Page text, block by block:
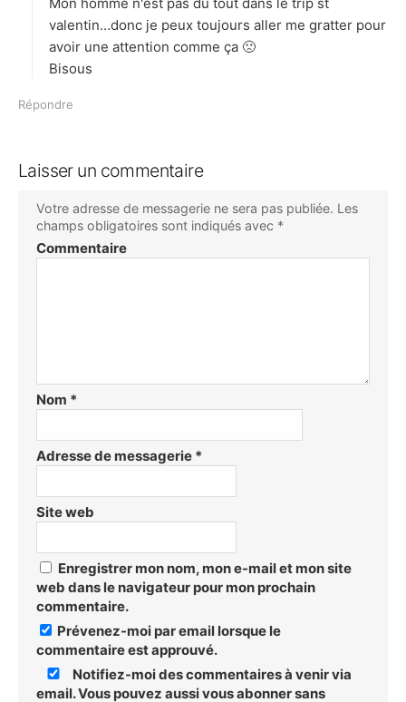
valentin…donc je peux toujours aller me gratter pour
avoir une attention comme ça 🙁
Bisous
Répondre
Laisser un commentaire
Votre adresse de messagerie ne sera pas publiée. Les
champs obligatoires sont indiqués avec *
Commentaire
Nom *
Adresse de messagerie *
Site web
Enregistrer mon nom, mon e-mail et mon site
web dans le navigateur pour mon prochain
commentaire.
Prévenez-moi par email lorsque le
commentaire est approuvé.
Notifiez-moi des commentaires à venir via
email. Vous pouvez aussivous abonnersans